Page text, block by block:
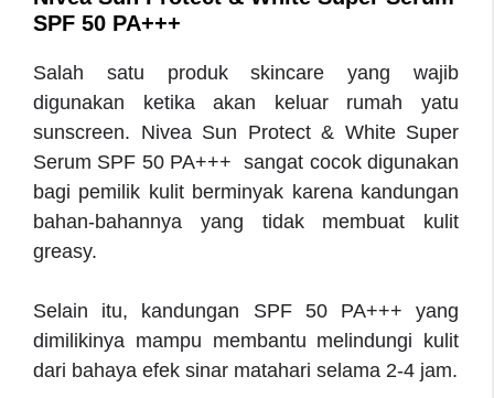
SPF 50 PA+++
Salah satu produk skincare yang wajib
digunakan ketika akan keluar rumah yatu
sunscreen. Nivea Sun Protect & White Super
Serum SPF 50 PA+++ sangat cocok digunakan
bagi pemilik kulit berminyak karena kandungan
bahan-bahannya yang tidak membuat kulit
greasy.
Selain itu, kandungan SPF 50 PA+++ yang
dimilikinya mampu membantu melindungi kulit
dari bahaya efek sinar matahari selama 2-4 jam.